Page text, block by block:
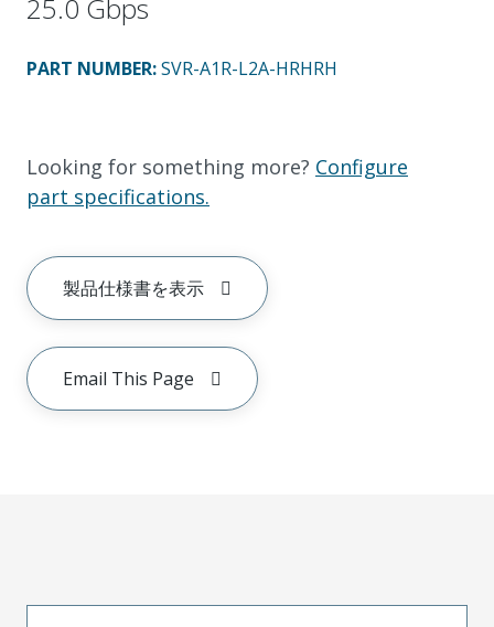
25.0 Gbps
PART NUMBER:SVR-A1R-L2A-HRHRH
Looking for something more? Configure
part specifications.
製品仕様書を表示
Email This Page